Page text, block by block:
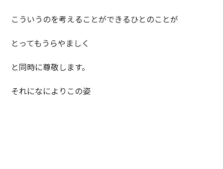
こういうのを考えることができるひとのことが
とってもうらやましく
と同時に尊敬します。
それになによりこの姿